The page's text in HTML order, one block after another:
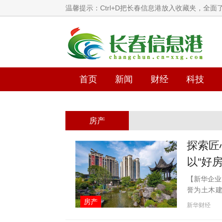
温馨提示：Ctrl+D把长春信息港放入收藏夹，全面
首页 新闻 财经 科技
房产
房产
探索
以“好
【新华企
誉为土木
国建筑技
新华财经